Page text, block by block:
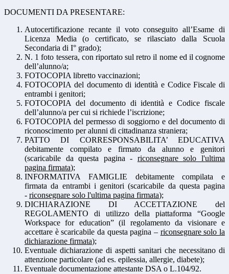
DOCUMENTI DA PRESENTARE:
Autocertificazione recante il voto conseguito all’Esame di
Licenza Media (o certificato, se rilasciato dalla Scuola
Secondaria di I° grado);
N. 1 foto tessera, con riportato sul retro il nome ed il cognome
dell’alunno/a;
FOTOCOPIA libretto vaccinazioni;
FOTOCOPIA del documento di identità e Codice Fiscale di
entrambi i genitori;
FOTOCOPIA del documento di identità e Codice fiscale
dell’alunno/a per cui si richiede l’iscrizione;
FOTOCOPIA del permesso di soggiorno e del documento di
riconoscimento per alunni di cittadinanza straniera;
PATTO DI CORRESPONSABILITA’ EDUCATIVA
debitamente compilato e firmato da alunno e genitori
(scaricabile da questa pagina - riconsegnare solo l'ultima
pagina firmata);
INFORMATIVA FAMIGLIE debitamente compilata e
firmata da entrambi i genitori (scaricabile da questa pagina
- riconsegnare solo l'ultima pagina firmata);
DICHIARAZIONE DI ACCETTAZIONE del
REGOLAMENTO di utilizzo della piattaforma “Google
Workspace for education” (il regolamento da visionare e
accettare è scaricabile da questa pagina – riconsegnare solo la
dichiarazione firmata);
Eventuale dichiarazione di aspetti sanitari che necessitano di
attenzione particolare (ad es. epilessia, allergie, diabete);
Eventuale documentazione attestante DSA o L.104/92.